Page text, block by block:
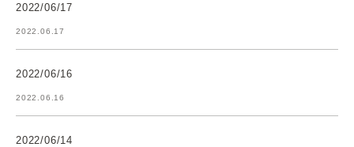
2022/06/17
2022.06.17
2022/06/16
2022.06.16
2022/06/14